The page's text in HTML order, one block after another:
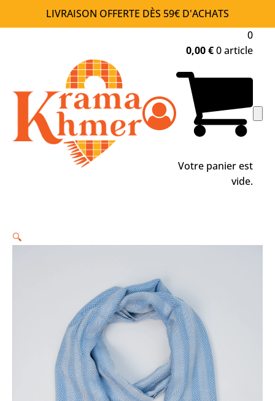
LIVRAISON OFFERTE DÈS 59€ D'ACHATS
0
0,00€0 article
Votre panier est
vide.
🔍